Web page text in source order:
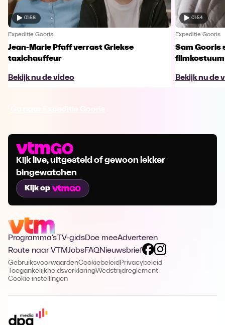
01:58
Expeditie Gooris
Jean-Marie Pfaff verrast Griekse
taxichauffeur
Bekijk nu de video
01:54
Expeditie Gooris
Sam Gooris
filmkostuum
Bekijk nu de
Kijk live, uitgesteld of gewoon lekker
bingewatchen
Kijk op
Programma's TV-gidsDoe meeAdverteren
Route naar VTMJobsFAQNieuwsbrief
GebruiksvoorwaardenCookiebeleid Privacybeleid
ToegankelijkheidsverklaringWedstrijdreglement
Cookie instellingen